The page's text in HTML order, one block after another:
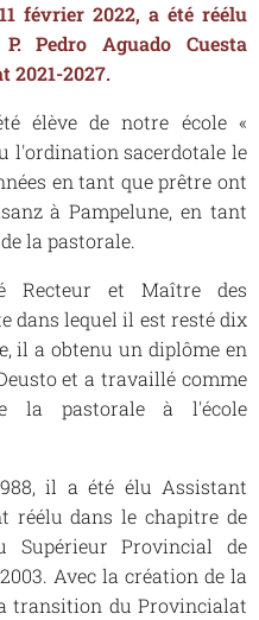
février 2022, a été réélu
Pedro Aguado Cuesta
2021-2027.
élève de notre école «
l'ordination sacerdotale le
en tant que prêtre ont
à Pampelune, en tant
la pastorale.
Recteur et Maître des
dans lequel il est resté dix
il a obtenu un diplôme en
et a travaillé comme
la pastorale à l'école
il a été élu Assistant
réélu dans le chapitre de
Supérieur Provincial de
Avec la création de la
transition du Provincialat